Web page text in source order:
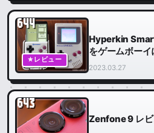
★レビュー
644
Hyperkin
をゲームボー
2023.03.27
643
Zenfone 9 レ